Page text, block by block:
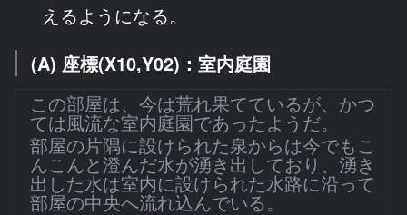
えるようになる。
(A) 座標(X10,Y02)：室内庭園
この部屋は、今は荒れ果てているが、かつ
ては風流な室内庭園であったようだ。
部屋の片隅に設けられた泉からは今でもこ
んこんと澄んだ水が湧き出しており、湧き
出した水は室内に設けられた水路に沿って
部屋の中央へ流れ込んでいる。